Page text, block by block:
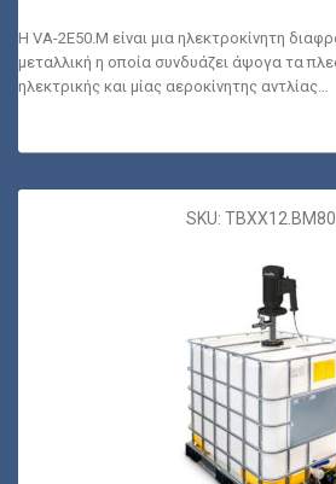
Η VA-2E50.M είναι μια ηλεκτροκίνητη
μεταλλική η οποία συνδυάζει άψογα τα
ηλεκτρικής και μίας αεροκίνητης αντλίας…
SKU: